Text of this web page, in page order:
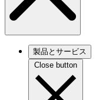
製品とサービス
Close button